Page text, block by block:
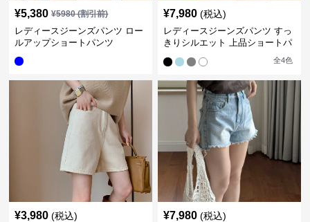
¥5,380 ¥5980(割引前)
レディースジーンズパンツ ロー
ルアップショートパンツ
¥7,980 (税込)
レディースジーンズパンツ すっ
きりシルエット 上品ショートパ
全4色
¥3,980 (税込) ¥7,980 (税込)